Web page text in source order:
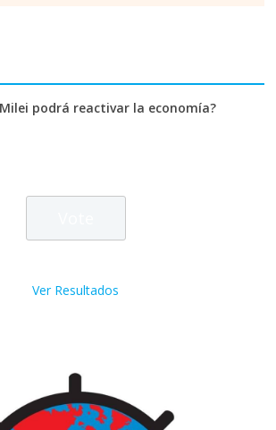
Milei podrá reactivar la economía?
Ver Resultados